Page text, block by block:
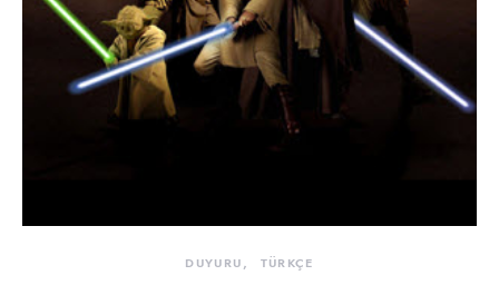
DUYURU TÜRKÇE